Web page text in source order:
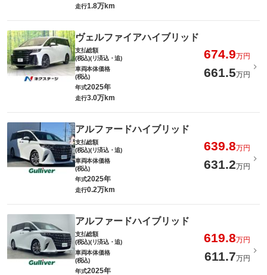
走行1.8万km
ヴェルファイアハイブリッド
支払総額
(税込)(リ済込・追)
674.9万円
車両本体価格
(税込)
661.5万円
年式2025年
走行3.0万km
アルファードハイブリッド
支払総額
(税込)(リ済込・追)
639.8万円
車両本体価格
(税込)
631.2万円
年式2025年
走行0.2万km
アルファードハイブリッド
支払総額
(税込)(リ済込・追)
619.8万円
車両本体価格
(税込)
611.7万円
年式2025年